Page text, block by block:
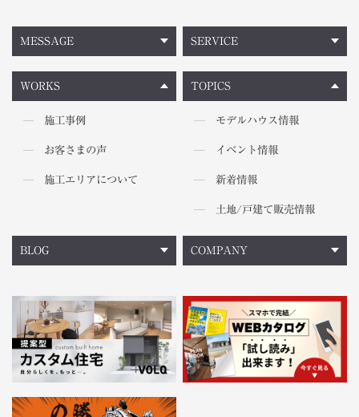
MESSAGE
WORKS
施工事例
お客さまの声
施工エリアについて
TOPICS
モデルハウス情報
イベント情報
新着情報
土地/戸建て販売情報
SERVICE
BLOG COMPANY